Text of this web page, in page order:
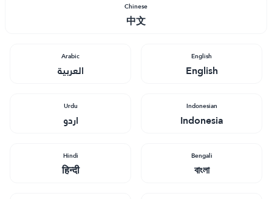
Chinese
中文
Arabic
العربية
English
English
Urdu
اردو
Indonesian
Indonesia
Hindi
हिन्दी
Bengali
বাংলা